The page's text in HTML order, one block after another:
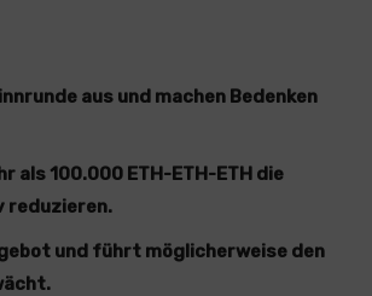
aus und machen Bedenken
100.000 ETH-ETH-ETH die
reduzieren.
und führt möglicherweise den